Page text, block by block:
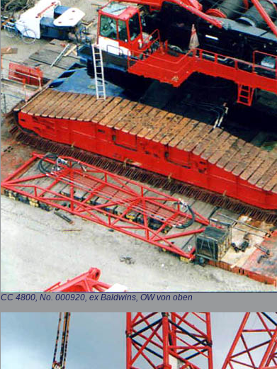
CC 4800, No. 000920, ex Baldwins, OW von oben